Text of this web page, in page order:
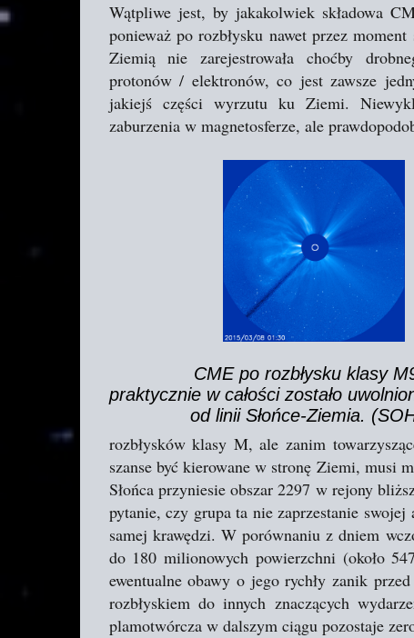
Wątpliwe jest, by jakakolwiek składowa
ponieważ po rozbłysku nawet przez
Ziemią nie zarejestrowała choćby
protonów / elektronów, co jest zawsze
jakiejś części wyrzutu ku Ziemi.
zaburzenia w magnetosferze, ale
CME po rozbłysku klasy
praktycznie w całości zostało
od linii Słońce-Ziemia.
rozbłysków klasy M, ale zanim
szanse być kierowane w stronę Ziemi, musi
Słońca przyniesie obszar 2297 w rejony
pytanie, czy grupa ta nie zaprzestanie
samej krawędzi. W porównaniu z dniem
do 180 milionowych powierzchni (około
ewentualne obawy o jego rychły zanik
rozbłyskiem do innych znaczących
plamotwórcza w dalszym ciągu pozostaje